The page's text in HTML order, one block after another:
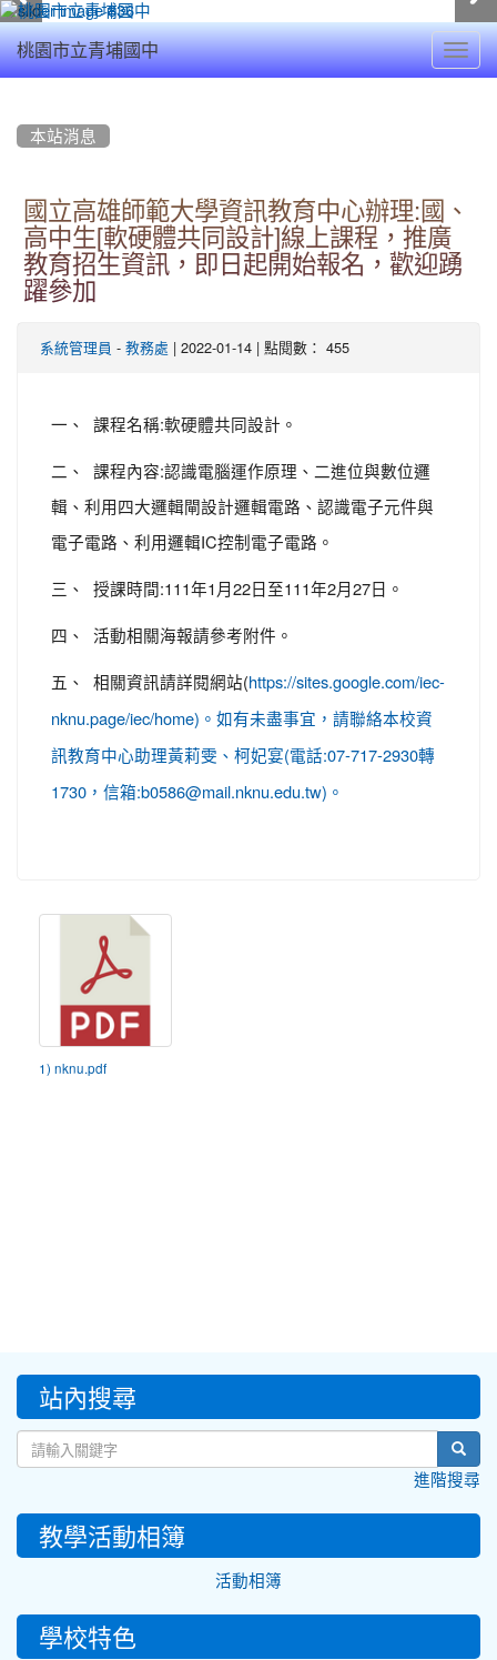
桃園市立青埔國中
本站消息
國立高雄師範大學資訊教育中心辦理:國、
高中生[軟硬體共同設計]線上課程，推廣
教育招生資訊，即日起開始報名，歡迎踴
躍參加
系統管理員 - 教務處 | 2022-01-14 | 點閱數： 455
一、 課程名稱:軟硬體共同設計。
二、 課程內容:認識電腦運作原理、二進位與數位邏
輯、利用四大邏輯閘設計邏輯電路、認識電子元件與
電子電路、利用邏輯IC控制電子電路。
三、 授課時間:111年1月22日至111年2月27日。
四、 活動相關海報請參考附件。
五、 相關資訊請詳閱網站( https://sites.google.com/iec-
nknu.page/iec/home)。如有未盡事宜，請聯絡本校資
訊教育中心助理黃莉雯、柯妃宴(電話:07-717-2930轉
1730，信箱:b0586@mail.nknu.edu.tw)。
1) nknu.pdf
::: 站內搜尋
進階搜尋
教學活動相簿
活動相簿
學校特色